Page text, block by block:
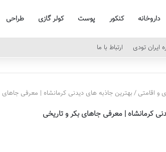
داروخانه کنکور پوست کولر گازی طراحی
ایران تودی ارتباط با ما
و اقامتی /بهترین جاذبه های دیدنی کرمانشاه | معرفی جاهای
کرمانشاه | معرفی جاهای بکر و تاریخی